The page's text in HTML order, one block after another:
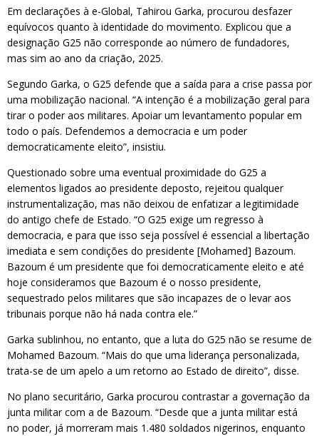
Em declarações à e-Global, Tahirou Garka, procurou desfazer
equívocos quanto à identidade do movimento. Explicou que a
designação G25 não corresponde ao número de fundadores,
mas sim ao ano da criação, 2025.
Segundo Garka, o G25 defende que a saída para a crise passa por
uma mobilização nacional. “A intenção é a mobilização geral para
tirar o poder aos militares. Apoiar um levantamento popular em
todo o país. Defendemos a democracia e um poder
democraticamente eleito”, insistiu.
Questionado sobre uma eventual proximidade do G25 a
elementos ligados ao presidente deposto, rejeitou qualquer
instrumentalização, mas não deixou de enfatizar a legitimidade
do antigo chefe de Estado. “O G25 exige um regresso à
democracia, e para que isso seja possível é essencial a libertação
imediata e sem condições do presidente [Mohamed] Bazoum.
Bazoum é um presidente que foi democraticamente eleito e até
hoje consideramos que Bazoum é o nosso presidente,
sequestrado pelos militares que são incapazes de o levar aos
tribunais porque não há nada contra ele.”
Garka sublinhou, no entanto, que a luta do G25 não se resume de
Mohamed Bazoum. “Mais do que uma liderança personalizada,
trata-se de um apelo a um retorno ao Estado de direito”, disse.
No plano securitário, Garka procurou contrastar a governação da
junta militar com a de Bazoum. “Desde que a junta militar está
no poder, já morreram mais 1.480 soldados nigerinos, enquanto